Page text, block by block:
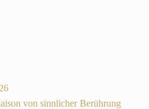
von sinnlicher Berührung